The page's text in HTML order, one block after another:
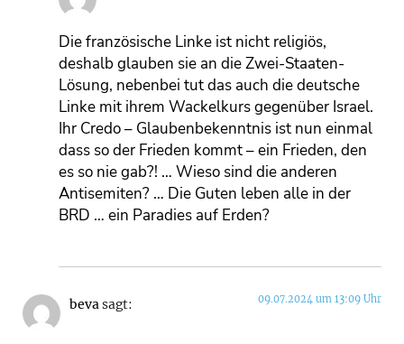
Die französische Linke ist nicht religiös,
deshalb glauben sie an die Zwei-Staaten-
Lösung, nebenbei tut das auch die deutsche
Linke mit ihrem Wackelkurs gegenüber Israel.
Ihr Credo – Glaubenbekenntnis ist nun einmal
dass so der Frieden kommt – ein Frieden, den
es so nie gab?! … Wieso sind die anderen
Antisemiten? … Die Guten leben alle in der
BRD … ein Paradies auf Erden?
bevasagt: 09.07.2024 um 13:09 Uhr